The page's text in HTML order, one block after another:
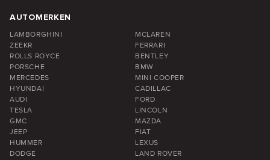
AUTOMERKEN
LAMBORGHINI
MCLAREN
ZEEKR
FERRARI
ROLLS ROYCE
BENTLEY
PORSCHE
BMW
MERCEDES
MINI COOPER
HYUNDAI
CADILLAC
AUDI
FORD
TESLA
LINCOLN
GMC
MAZDA
JEEP
FIAT
HUMMER
LEXUS
DODGE
LAND ROVER